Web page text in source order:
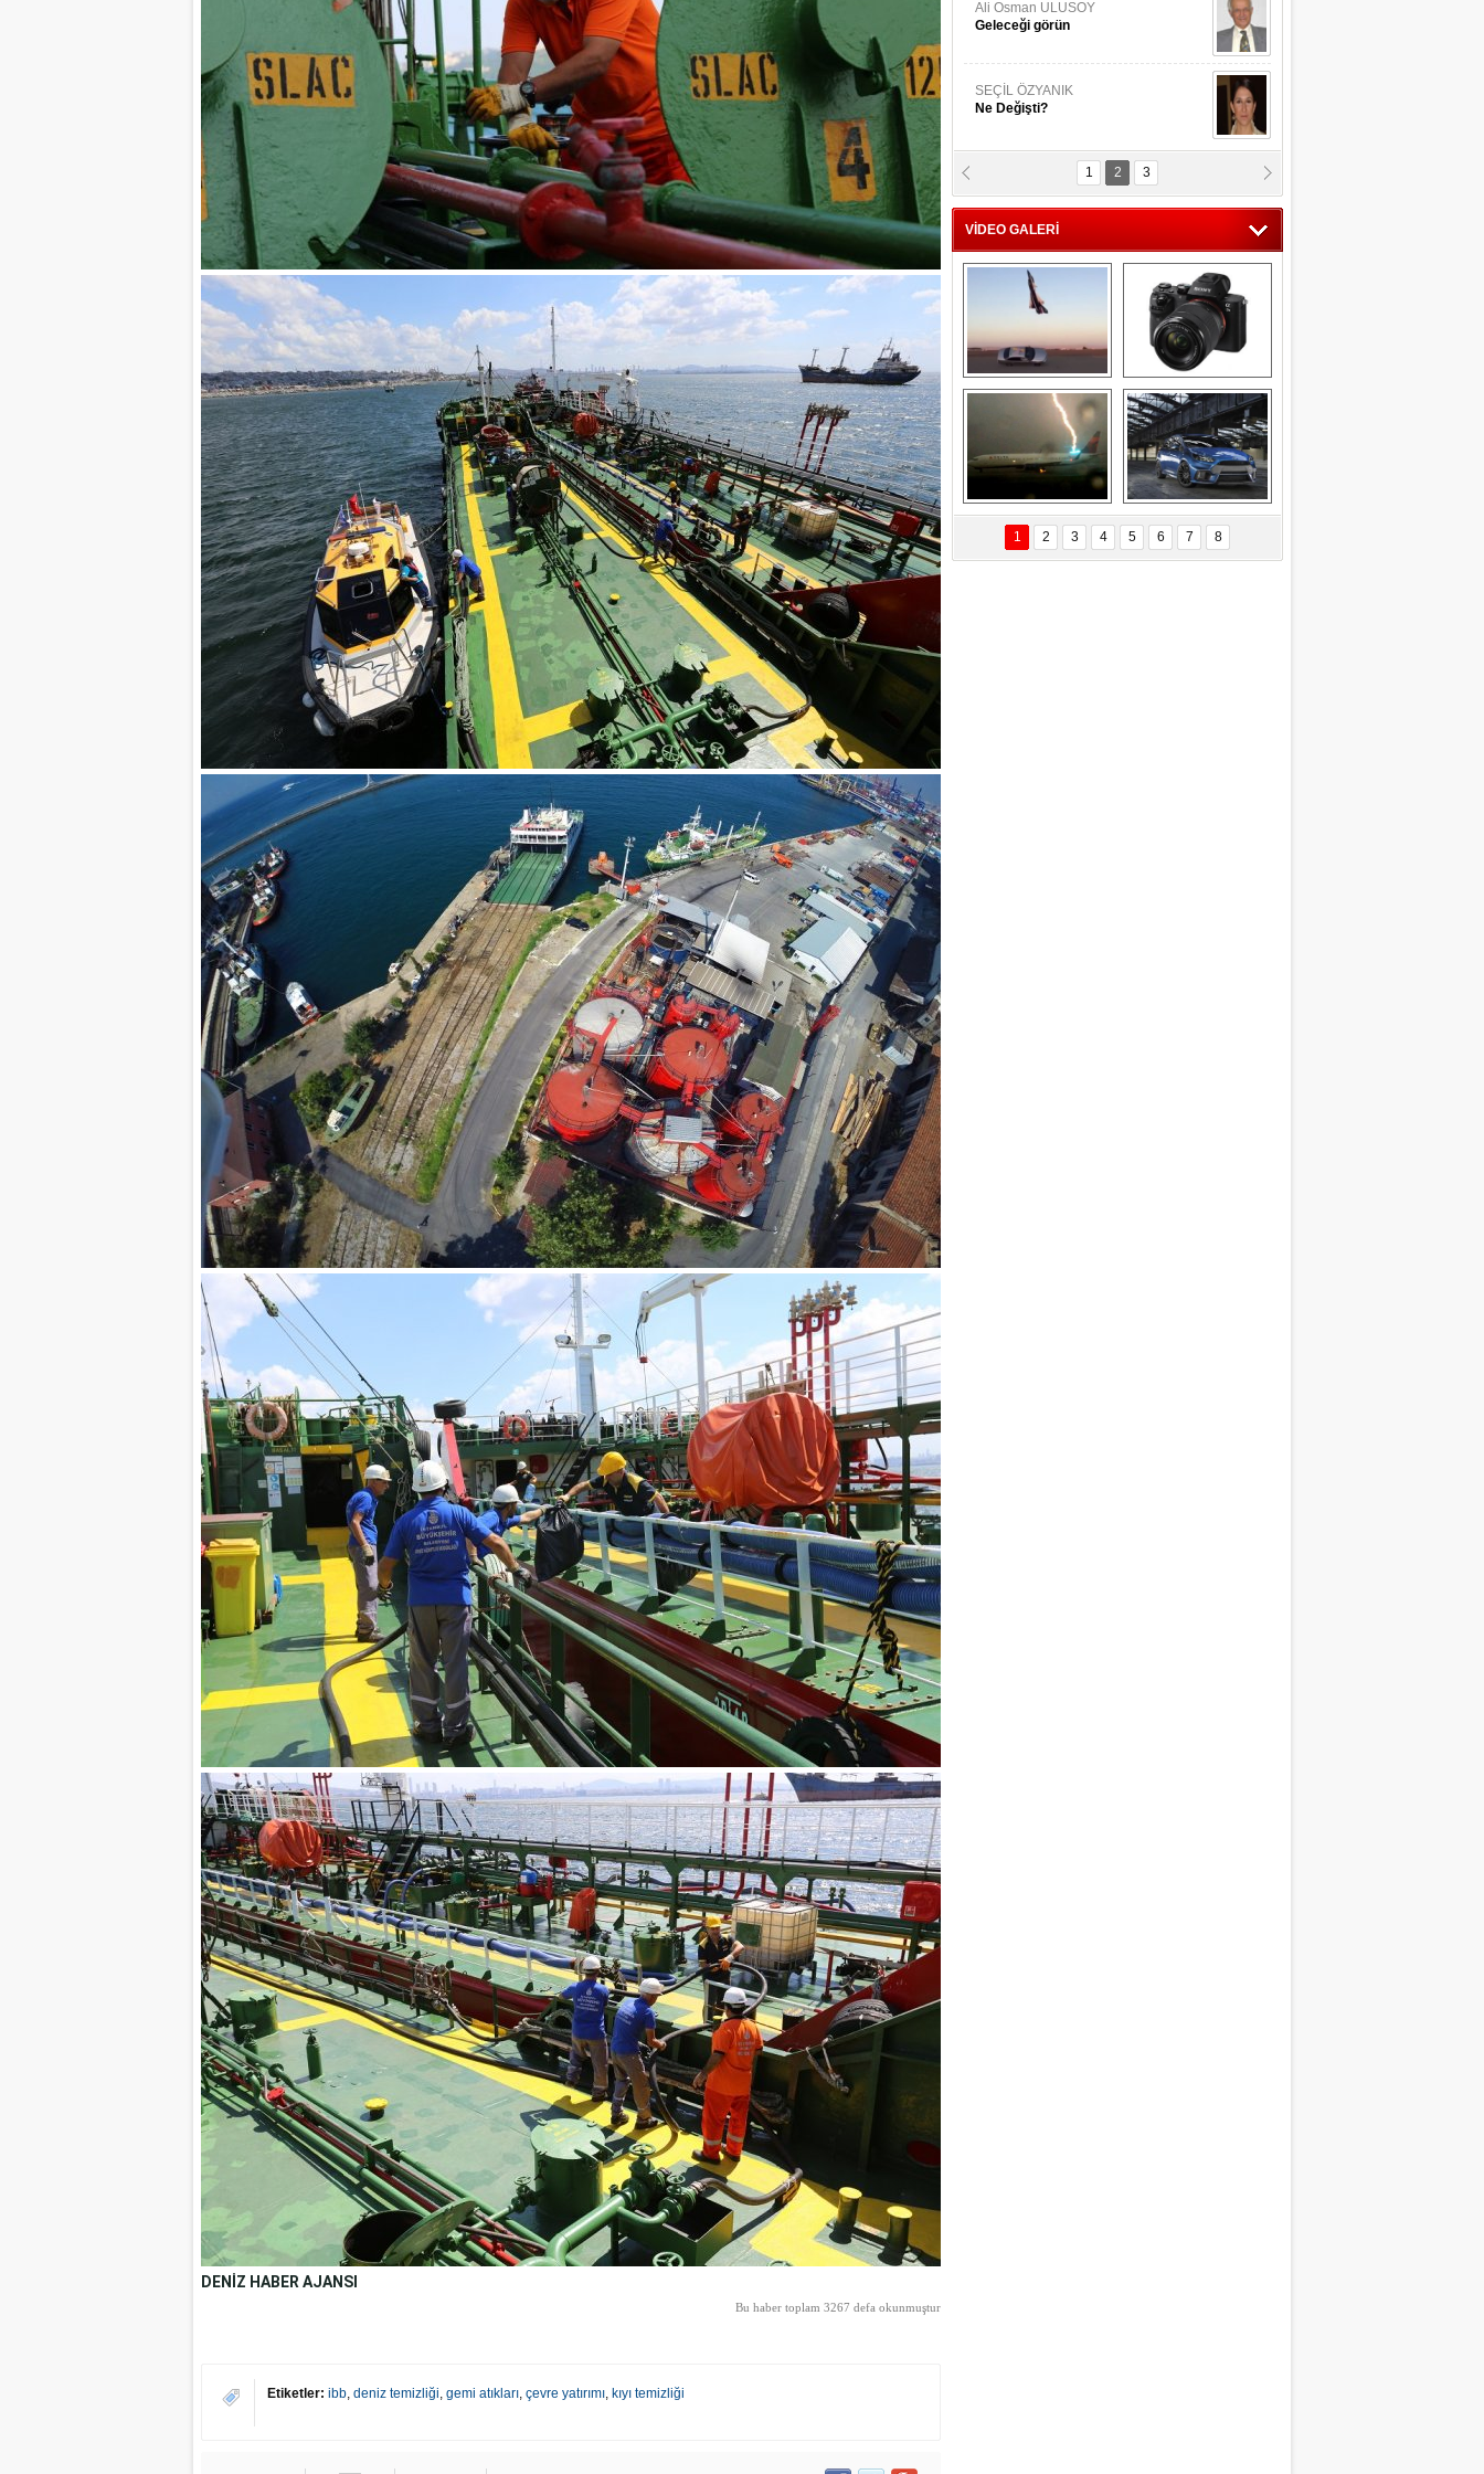
DENİZ HABER AJANSI
Bu haber toplam 3267 defa okunmuştur
Etiketler: ibb, deniz temizliği, gemi atıkları, çevre yatırımı, kıyı temizliği
Ali Osman ULUSOY
Geleceği görün
SEÇİL ÖZYANIK
Ne Değişti?
MERİÇ KÖYATASI
Bayraksız Vatan !
1 2 3
VİDEO GALERİ
Savaş uçağı
pilotundan
muhteşem gösteri
Sony Alpha 7R II ön
inceleme
Delta uçağına
yıldırım çarptı
Ford Focus RS
(2015)
1 2 3 4 5 6 7 8